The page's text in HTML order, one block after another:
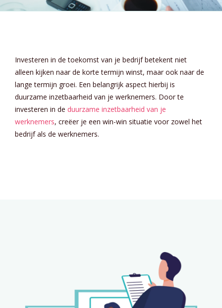
Investeren in de toekomst van je bedrijf betekent niet
alleen kijken naar de korte termijn winst, maar ook naar de
lange termijn groei. Een belangrijk aspect hierbij is
duurzame inzetbaarheid van je werknemers. Door te
investeren in de duurzame inzetbaarheid van je
werknemers, creëer je een win-win situatie voor zowel het
bedrijf als de werknemers.